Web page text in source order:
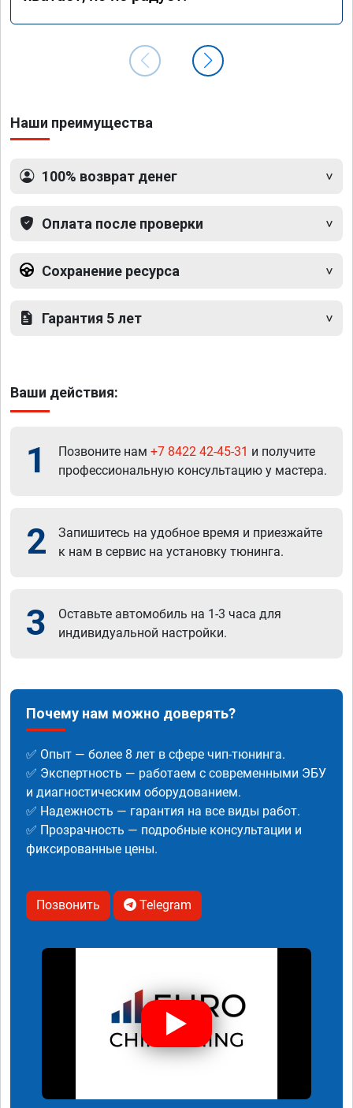
Наши преимущества
100% возврат денег
Оплата после проверки
Сохранение ресурса
Гарантия 5 лет
Ваши действия:
1 Позвоните нам +7 8422 42-45-31 и получите
профессиональную консультацию у мастера.
2
Запишитесь на удобное время и приезжайте
к нам в сервис на установку тюнинга.
3
Оставьте автомобиль на 1-3 часа для
индивидуальной настройки.
Почему нам можно доверять?
✅ Опыт — более 8 лет в сфере чип-тюнинга.
✅ Экспертность — работаем с современными ЭБУ
и диагностическим оборудованием.
✅ Надежность — гарантия на все виды работ.
✅ Прозрачность — подробные консультации и
фиксированные цены.
Позвонить Telegram